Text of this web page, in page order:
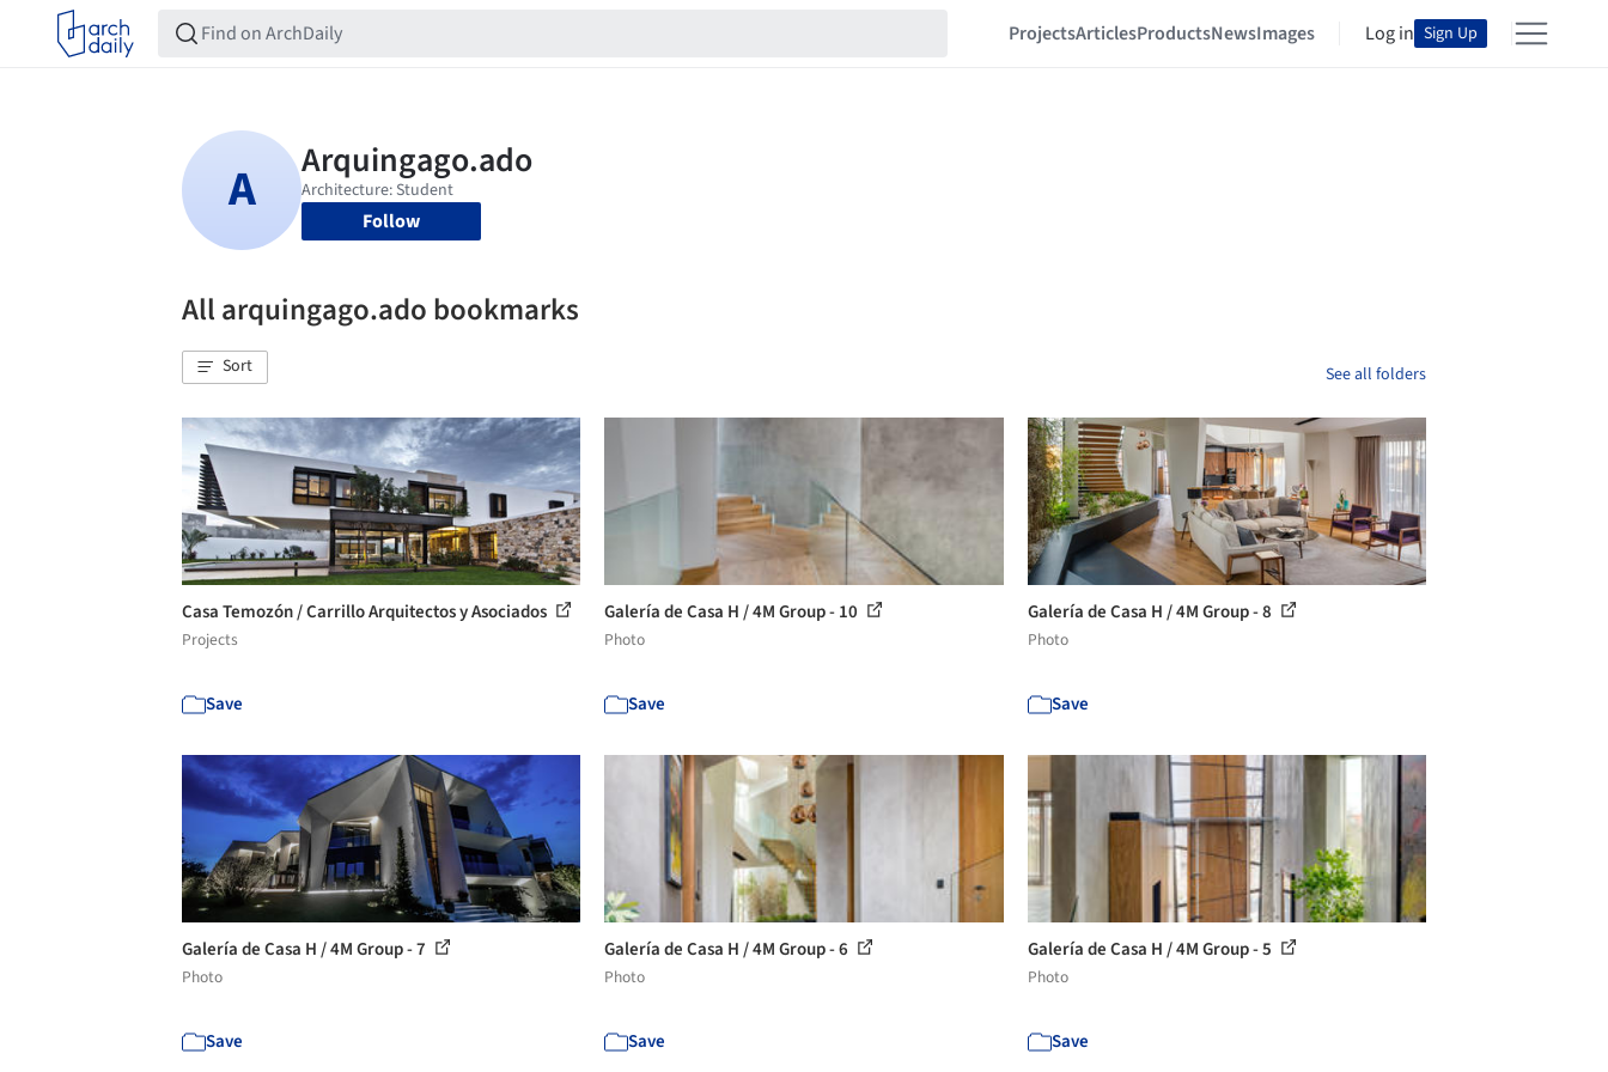
ProjectsArticlesProductsNewsImages Log in Sign Up
Follow
All arquingago.ado bookmarks
Sort See all folders
Casa Temozón / Carrillo Arquitectos y Asociados
Projects
Save
Galería de Casa H / 4M Group - 10
Photo
Save
Galería de Casa H / 4M Group - 8
Photo
Save
Galería de Casa H / 4M Group - 7
Photo
Save
Galería de Casa H / 4M Group - 6
Photo
Save
Galería de Casa H / 4M Group - 5
Photo
Save